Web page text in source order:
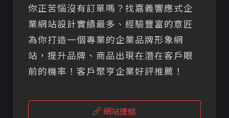
你正苦惱沒有訂單嗎？找嘉義響應式企
業網站設計實績最多、經驗豐富的意匠
為你打造一個專業的企業品牌形象網
站，提升品牌、商品出現在潛在客戶眼
前的機率！客戶聚亨企業好評推薦！
網站連結